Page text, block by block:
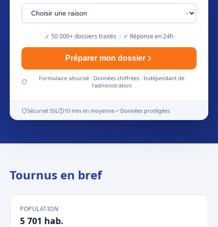
✓ 50 000+ dossiers traités · ✓ Réponse en 24h
Préparer mon dossier
Formulaire sécurisé · Données chiffrées · Indépendant de
l'administration
Sécurisé SSL 10 min en moyenne Données protégées
Tournus en bref
POPULATION
5 701 hab.